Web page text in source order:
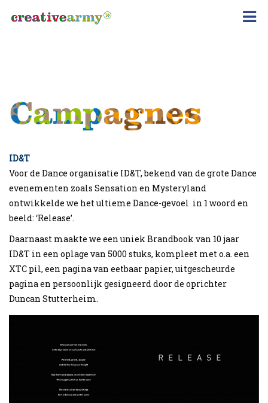
V&W
ID&T
Voor de Dance organisatie ID&T, bekend van de grote Dance
evenementen zoals Sensation en Mysteryland
ontwikkelde we het ultieme Dance-gevoel in 1 woord en
beeld: ‘Release’.
Daarnaast maakte we een uniek Brandbook van 10 jaar
ID&T in een oplage van 5000 stuks, kompleet met o.a. een
XTC pil, een pagina van eetbaar papier, uitgescheurde
pagina en persoonlijk gesigneerd door de oprichter
Duncan Stutterheim.